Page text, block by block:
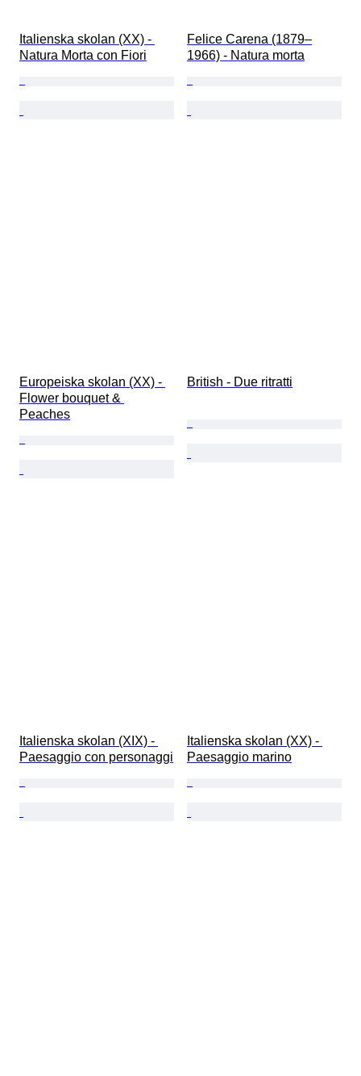
Italienska skolan (XX) -
Natura Morta con Fiori
Felice Carena (1879–
1966) - Natura morta
Europeiska skolan (XX) -
Flower bouquet &
Peaches
British - Due ritratti
Italienska skolan (XIX) -
Paesaggio con personaggi
Italienska skolan (XX) -
Paesaggio marino